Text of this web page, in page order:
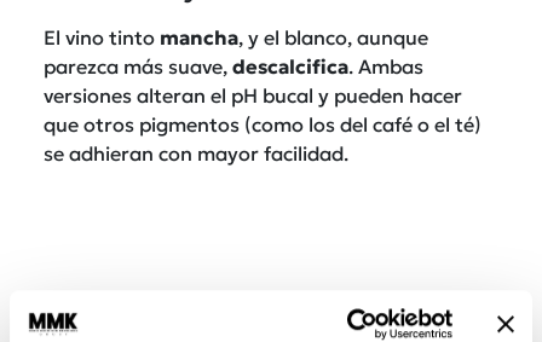
El vino tinto mancha, y el blanco, aunque
parezca más suave, descalcifica. Ambas
versiones alteran el pH bucal y pueden hacer
que otros pigmentos (como los del café o el té)
se adhieran con mayor facilidad.